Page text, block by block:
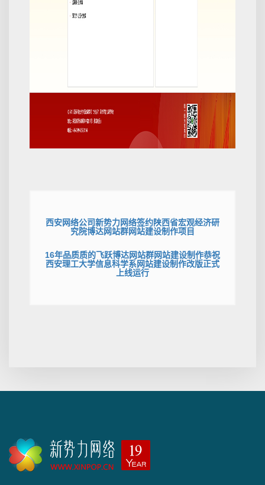
西安网络公司新势力网络签约陕西省宏观经济研
究院博达网站群网站建设制作项目
16年品质质的飞跃博达网站群网站建设制作恭祝
西安理工大学信息科学系网站建设制作改版正式
上线运行